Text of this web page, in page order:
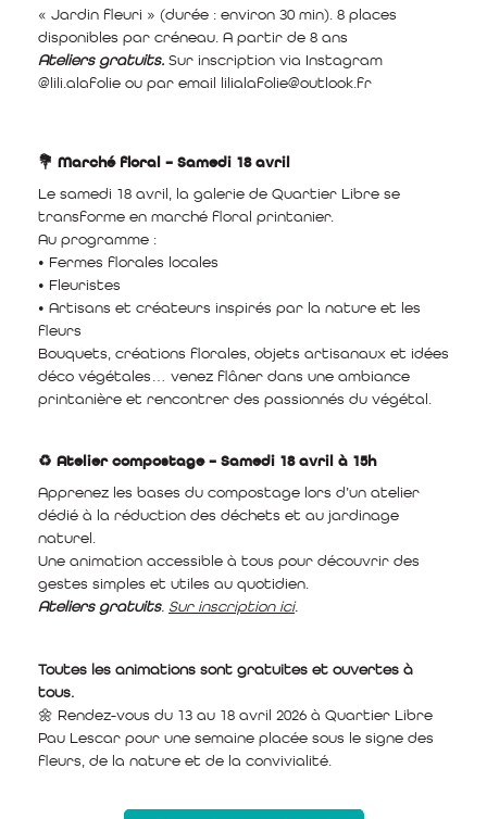
« Jardin fleuri » (durée : environ 30 min). 8 places
disponibles par créneau. A partir de 8 ans
Ateliers gratuits. Sur inscription via Instagram
@lili.alafolie ou par email lilialafolie@outlook.fr
💐 Marché floral – Samedi 18 avril
Le samedi 18 avril, la galerie de Quartier Libre se
transforme en marché floral printanier.
Au programme :
• Fermes florales locales
• Fleuristes
• Artisans et créateurs inspirés par la nature et les
fleurs
Bouquets, créations florales, objets artisanaux et idées
déco végétales… venez flâner dans une ambiance
printanière et rencontrer des passionnés du végétal.
♻️ Atelier compostage – Samedi 18 avril à 15h
Apprenez les bases du compostage lors d’un atelier
dédié à la réduction des déchets et au jardinage
naturel.
Une animation accessible à tous pour découvrir des
gestes simples et utiles au quotidien.
Ateliers gratuits. Sur inscription ici.
Toutes les animations sont gratuites et ouvertes à
tous.
🌼 Rendez-vous du 13 au 18 avril 2026 à Quartier Libre
Pau Lescar pour une semaine placée sous le signe des
fleurs, de la nature et de la convivialité.